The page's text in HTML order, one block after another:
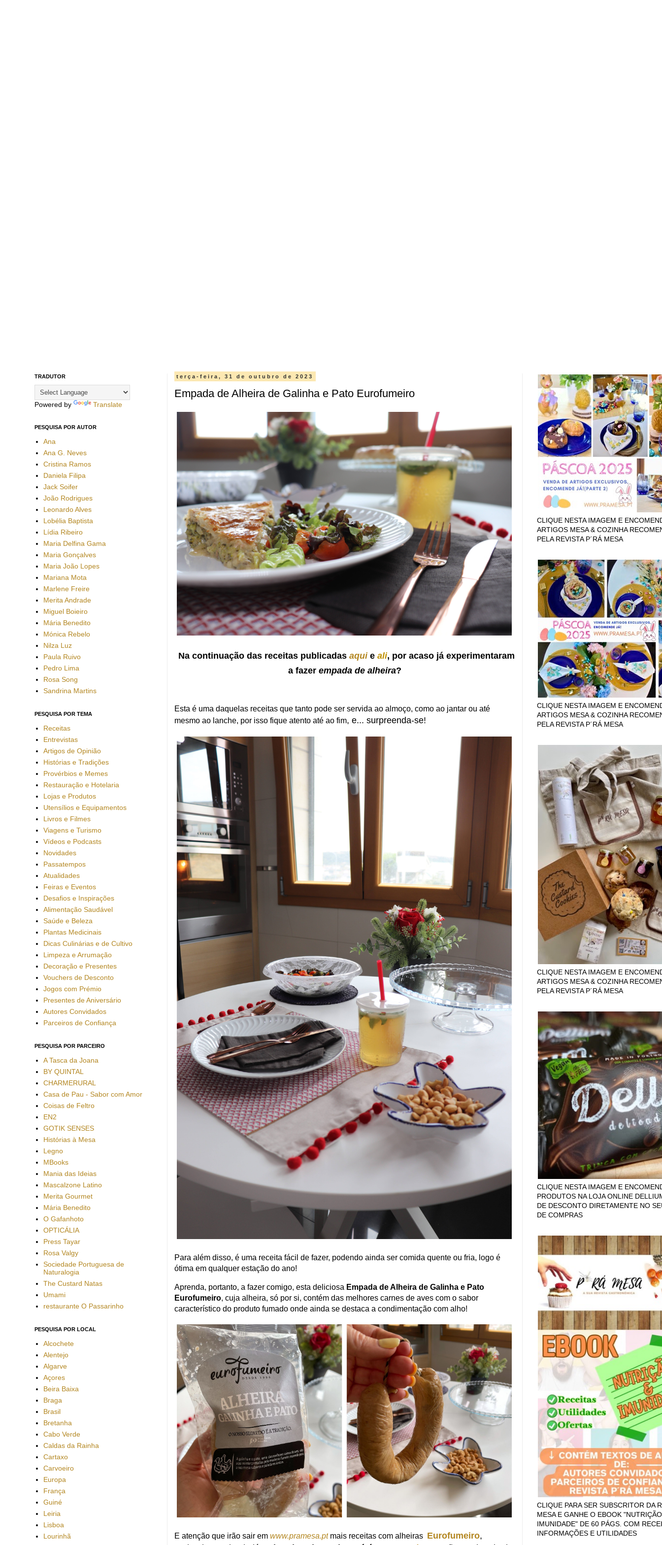
terça-feira, 31 de outubro de 2023
Empada de Alheira de Galinha e Pato Eurofumeiro
Na continuação das receitas publicadas aquie ali, por acaso já experimentaram
a fazer empada de alheira?
Esta é uma daquelas receitas que tanto pode ser servida ao almoço, como ao jantar ou até
mesmo ao lanche, por isso fique atento até ao fim, e... surpreenda-se!
Para além disso, é uma receita fácil de fazer, podendo ainda ser comida quente ou fria, logo é
ótima em qualquer estação do ano!
Aprenda, portanto, a fazer comigo, esta deliciosa Empada de Alheira de Galinha e Pato
Eurofumeiro, cuja alheira, só por si, contém das melhores carnes de aves com o sabor
característico do produto fumado onde ainda se destaca a condimentação com alho!
E atenção que irão sair em www.pramesa.pt mais receitas com alheiras Eurofumeiro,
TRADUTOR
Powered by Translate
PESQUISA POR AUTOR
Ana
Ana G. Neves
Cristina Ramos
Daniela Filipa
Jack Soifer
João Rodrigues
Leonardo Alves
Lobélia Baptista
Lídia Ribeiro
Maria Delfina Gama
Maria Gonçalves
Maria João Lopes
Mariana Mota
Marlene Freire
Merita Andrade
Miguel Boieiro
Mária Benedito
Mónica Rebelo
Nilza Luz
Paula Ruivo
Pedro Lima
Rosa Song
Sandrina Martins
PESQUISA POR TEMA
Receitas
Entrevistas
Artigos de Opinião
Histórias e Tradições
Provérbios e Memes
Restauração e Hotelaria
Lojas e Produtos
Utensílios e Equipamentos
Livros e Filmes
Viagens e Turismo
Vídeos e Podcasts
Novidades
Passatempos
Atualidades
Feiras e Eventos
Desafios e Inspirações
Alimentação Saudável
Saúde e Beleza
Plantas Medicinais
Dicas Culinárias e de Cultivo
Limpeza e Arrumação
Decoração e Presentes
Vouchers de Desconto
Jogos com Prémio
Presentes de Aniversário
Autores Convidados
Parceiros de Confiança
PESQUISA POR PARCEIRO
A Tasca da Joana
BY QUINTAL
CHARMERURAL
Casa de Pau - Sabor com Amor
Coisas de Feltro
EN2
GOTIK SENSES
Histórias à Mesa
Legno
MBooks
Mania das Ideias
Mascalzone Latino
Merita Gourmet
Mária Benedito
O Gafanhoto
OPTICÁLIA
Press Tayar
Rosa Valgy
Sociedade Portuguesa de
Naturalogia
The Custard Natas
Umami
restaurante O Passarinho
PESQUISA POR LOCAL
Alcochete
Alentejo
Algarve
Açores
Beira Baixa
Braga
Brasil
Bretanha
Cabo Verde
Caldas da Rainha
Cartaxo
Carvoeiro
Europa
França
Guiné
Leiria
Lisboa
Lourinhã
CLIQUE NESTA IMAGEM E
ARTIGOS MESA & COZINHA
PELA REVISTA P´RÁ MESA
CLIQUE NESTA IMAGEM E
ARTIGOS MESA & COZINHA
PELA REVISTA P´RÁ MESA
CLIQUE NESTA IMAGEM E
ARTIGOS MESA & COZINHA
PELA REVISTA P´RÁ MESA
CLIQUE NESTA IMAGEM E
PRODUTOS NA LOJA ONLINE
DE DESCONTO DIRETAMENTE NO
DE COMPRAS
CLIQUE PARA SER SUBSCRITOR DA
MESA E GANHE O EBOOK
IMUNIDADE" DE 60 PÁGS. COM
INFORMAÇÕES E UTILIDADES